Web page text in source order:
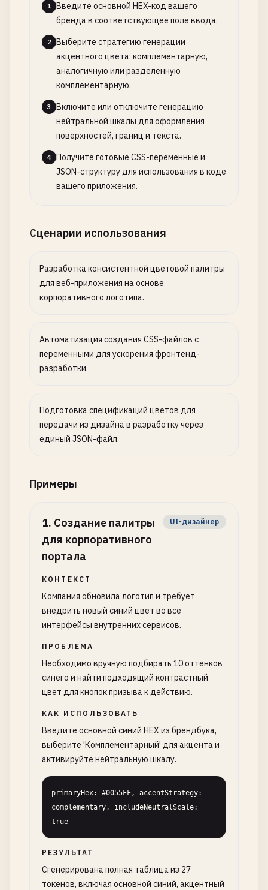
1
Введите основной HEX-код вашего
бренда в соответствующее поле ввода.
2
Выберите стратегию генерации
акцентного цвета: комплементарную,
аналогичную или разделенную
комплементарную.
3
Включите или отключите генерацию
нейтральной шкалы для оформления
поверхностей, границ и текста.
4
Получите готовые CSS-переменные и
JSON-структуру для использования в коде
вашего приложения.
Сценарии использования
Разработка консистентной цветовой палитры
для веб-приложения на основе
корпоративного логотипа.
Автоматизация создания CSS-файлов с
переменными для ускорения фронтенд-
разработки.
Подготовка спецификаций цветов для
передачи из дизайна в разработку через
единый JSON-файл.
Примеры
1. Создание палитры
для корпоративного
портала
UI-дизайнер
КОНТЕКСТ
Компания обновила логотип и требует
внедрить новый синий цвет во все
интерфейсы внутренних сервисов.
ПРОБЛЕМА
Необходимо вручную подбирать 10 оттенков
синего и найти подходящий контрастный
цвет для кнопок призыва к действию.
КАК ИСПОЛЬЗОВАТЬ
Введите основной синий HEX из брендбука,
выберите 'Комплементарный' для акцента и
активируйте нейтральную шкалу.
primaryHex: #0055FF, accentStrategy:
complementary, includeNeutralScale:
true
РЕЗУЛЬТАТ
Сгенерирована полная таблица из 27
токенов, включая основной синий, акцентный